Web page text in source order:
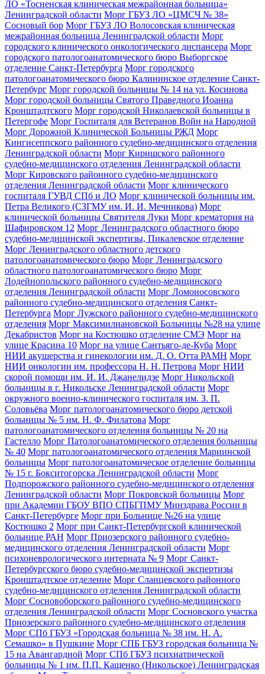
ЛО «Тосненская клиническая межрайонная больница»
Ленинградской области Морг ГБУЗ ЛО «ЦМСЧ № 38»
Сосновый бор Морг ГБУЗ ЛО Волосовская клиническая
межрайонная больница Ленинградской области Морг
городского клинического онкологического диспансера Морг
городского патологоанатомического бюро Выборгское
отделение Санкт-Петербурга Морг городского
патологоанатомического бюро Калининское отделение Санкт-
Петербург Морг городской больницы № 14 на ул. Косинова
Морг городской больницы Святого Праведного Иоанна
Кронштадтского Морг городской Николаевской больницы в
Петергофе Морг Госпиталя для Ветеранов Войн на Народной
Морг Дорожной Клинической Больницы РЖД Морг
Кингисеппского районного судебно-медицинского отделения
Ленинградской области Морг Киришского районного
судебно-медицинского отделения Ленинградской области
Морг Кировского районного судебно-медицинского
отделения Ленинградской области Морг клинического
госпиталя ГУВД СПб и ЛО Морг клинической больницы им.
Петра Великого (СЗГМУ им. И. И. Мечникова) Морг
клинической больницы Святителя Луки Морг крематория на
Шафировском 12 Морг Ленинградского областного бюро
судебно-медицинской экспертизы, Пикалевское отделение
Морг Ленинградского областного детского
патологоанатомического бюро Морг Ленинградского
областного патологоанатомического бюро Морг
Лодейнопольского районного судебно-медицинского
отделения Ленинградской области Морг Ломоносовского
районного судебно-медицинского отделения Санкт-
Петербурга Морг Лужского районного судебно-медицинского
отделения Морг Максимилиановской Больницы №28 на улице
Декабристов Морг на Костюшко отделение СМЭ Морг на
улице Красина 10 Морг на улице Сантьяго-де-Куба Морг
НИИ акушерства и гинекологии им. Д. О. Отта РАМН Морг
НИИ онкологии им. профессора Н. Н. Петрова Морг НИИ
скорой помощи им. И. И. Джанелидзе Морг Никольской
больницы в г. Никольске Ленинградской области Морг
окружного военно-клинического госпиталя им. З. П.
Соловьёва Морг патологоанатомического бюро детской
больницы № 5 им. Н. Ф. Филатова Морг
патологоанатомического отделения больницы № 20 на
Гастелло Морг Патологоанатомического отделения больницы
№ 40 Морг патологоанатомического отделения Мариинской
больницы Морг патологоанатомическое отделение больницы
№ 15 г. Бокситогорска Ленинградской области Морг
Подпорожского районного судебно-медицинского отделения
Ленинградской области Морг Покровской больницы Морг
при Академии ГБОУ ВПО СПБГПМУ Минздрава России в
Санкт-Петербурге Морг при Больнице №26 на улице
Костюшко 2 Морг при Санкт-Петербургской клинической
больнице РАН Морг Приозерского районного судебно-
медицинского отделения Ленинградской области Морг
психоневрологического интерната № 9 Морг Санкт-
Петербургского бюро судебно-медицинской экспертизы
Кронштадтское отделение Морг Сланцевского районного
судебно-медицинского отделения Ленинградской области
Морг Сосновоборского районного судебно-медицинского
отделения Ленинградской области Морг Сосновского участка
Приозерского районного судебно-медицинского отделения
Морг СПб ГБУЗ «Городская больница № 38 им. Н. А.
Семашко» в Пушкине Морг СПБ ГБУЗ городская больница №
15 на Авангардной Морг СПб ГБУЗ психиатрической
больницы № 1 им. П.П. Кащенко (Никольское) Ленинградская